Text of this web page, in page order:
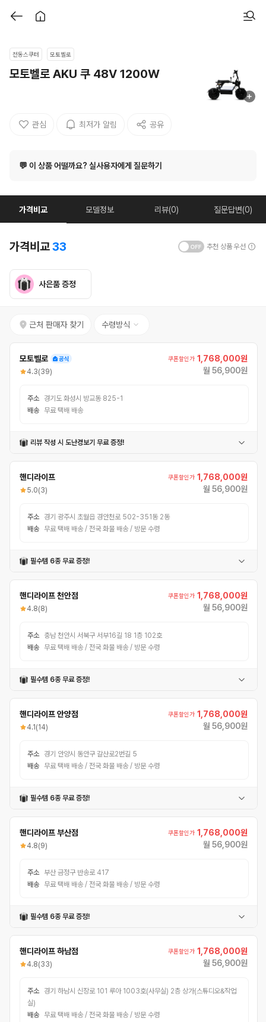
전동스쿠터 모토벨로
모토벨로 AKU 쿠 48V 1200W
관심 최저가 알림 공유
💬 이 상품 어떨까요? 실사용자에게 질문하기
가격비교 모델정보 리뷰(0) 질문답변(0)
가격비교33 추천 상품 우선
사은품 증정
근처 판매자 찾기 수령방식
모토벨로
4.3(39)
쿠폰할인가 1,768,000원
월 56,900원
주소
경기도 화성시 방교동 825-1
배송
무료 택배 배송
리뷰 작성 시 도난경보기 무료 증정!
핸디라이프
5.0(3)
쿠폰할인가 1,768,000원
월 56,900원
주소
경기 광주시 초월읍 경안천로 502-351동 2동
배송
무료 택배 배송 / 전국 화물 배송 / 방문 수령
필수템 6종 무료 증정!
핸디라이프 천안점
4.8(8)
쿠폰할인가 1,768,000원
월 56,900원
주소
충남 천안시 서북구 서부16길 18 1층 102호
배송
무료 택배 배송 / 전국 화물 배송 / 방문 수령
필수템 6종 무료 증정!
핸디라이프 안양점
4.1 (14)
쿠폰할인가 1,768,000원
월 56,900원
주소
경기 안양시 동안구 갈산로2번길 5
배송
무료 택배 배송 / 전국 화물 배송 / 방문 수령
필수템 6종 무료 증정!
핸디라이프 부산점
4.8(9)
쿠폰할인가 1,768,000원
월 56,900원
주소
부산 금정구 반송로 417
배송
무료 택배 배송 / 전국 화물 배송 / 방문 수령
필수템 6종 무료 증정!
핸디라이프 하남점
4.8(33)
쿠폰할인가 1,768,000원
월 56,900원
주소
경기 하남시 신장로 101 루아 1003호(사무실) 2층 상가(스튜디오&작업
실)
배송
무료 택배 배송 / 전국 화물 배송 / 방문 수령